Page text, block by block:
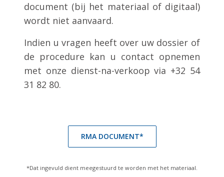
document (bij het materiaal of digitaal)
wordt niet aanvaard.
Indien u vragen heeft over uw dossier of
de procedure kan u contact opnemen
met onze dienst-na-verkoop via +32 54
31 82 80.
RMA DOCUMENT*
*Dat ingevuld dient meegestuurd te worden met het materiaal.